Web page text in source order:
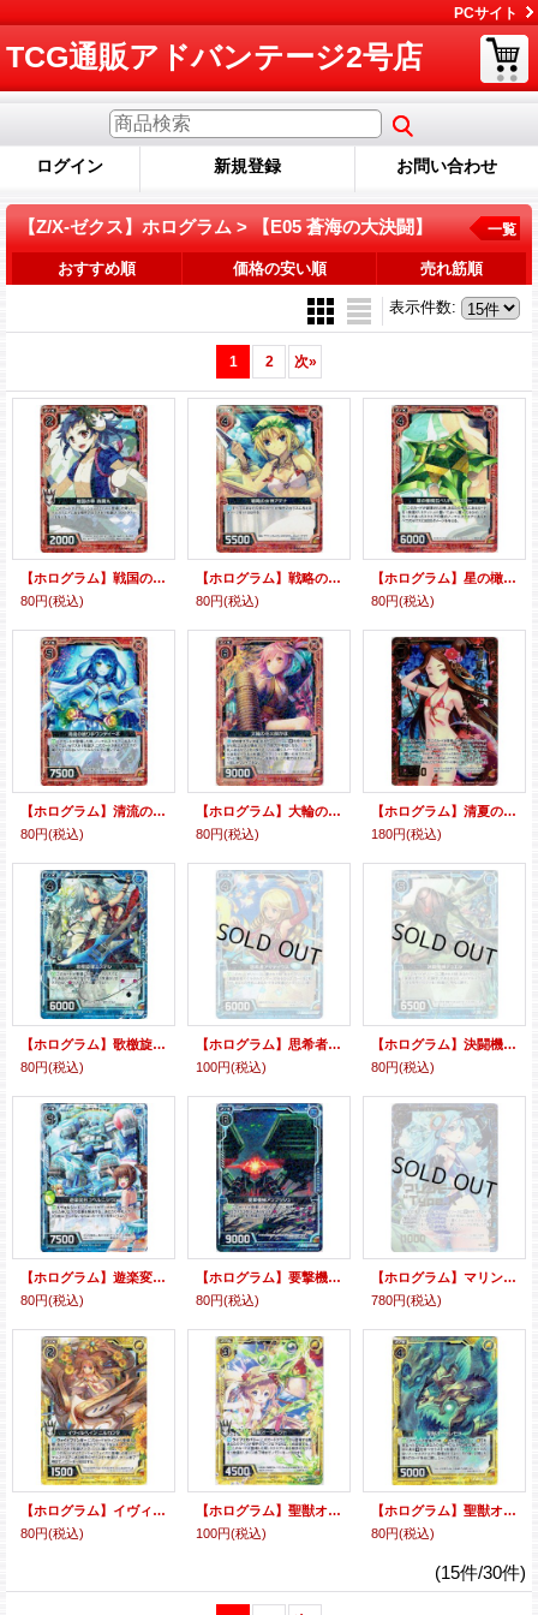
PCサイト
TCG通販アドバンテージ2号店
ログイン 新規登録 お問い合わせ
【Z/X-ゼクス】ホログラム > 【E05 蒼海の大決闘】 一覧
おすすめ順 価格の安い順 売れ筋順
表示件数:
1 2 次»
【ホログラム】戦国の華 森蘭丸
80円(税込)
【ホログラム】戦略の女神アテナ
80円(税込)
【ホログラム】星の橄欖石ペリドットスター
80円(税込)
【ホログラム】清流の繰り手ウンディーネ
80円(税込)
【ホログラム】大輪の花火師かほ
80円(税込)
【ホログラム】清夏の紅裙 卑弥呼
180円(税込)
【ホログラム】歌檄旋律エステル
80円(税込)
【ホログラム】思希者アマディウス
100円(税込)
【ホログラム】決闘機械デュエル
80円(税込)
【ホログラム】遊楽変形コペルニシウム
80円(税込)
【ホログラム】要撃機械アンブッシュ
80円(税込)
【ホログラム】マリンモード“Type.X”
780円(税込)
【ホログラム】イヴィルベイン ニルカンタ
80円(税込)
【ホログラム】聖獣オーラヘケト
100円(税込)
【ホログラム】聖獣オーラレモラ
80円(税込)
(15件/30件)